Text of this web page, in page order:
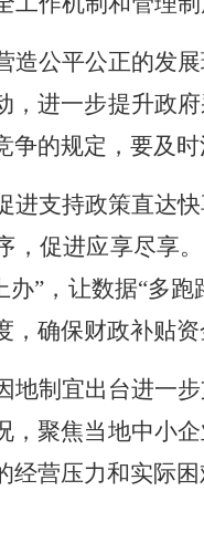
造公平公正的发
，进一步提升政
争的规定，要及
进支持政策直达
，促进应享尽享
办”，让数据“多
，确保财政补贴
地制宜出台进一
，聚焦当地中小
经营压力和实际